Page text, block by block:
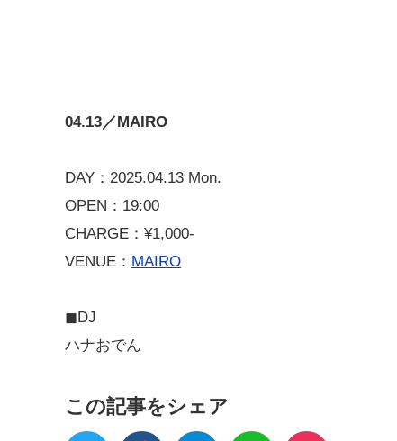
04.13／MAIRO
DAY：2025.04.13 Mon.
OPEN：19:00
CHARGE：¥1,000-
VENUE： MAIRO
◼︎DJ
ハナおでん
この記事をシェア